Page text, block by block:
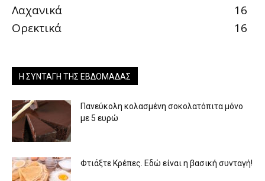
Λαχανικά
16
Ορεκτικά
16
Η ΣΥΝΤΑΓΉ ΤΗΣ ΕΒΔΟΜΆΔΑΣ
Πανεύκολη κολασμένη σοκολατόπιτα μόνο
με 5 ευρώ
Φτιάξτε Κρέπες. Εδώ είναι η βασική συνταγή!